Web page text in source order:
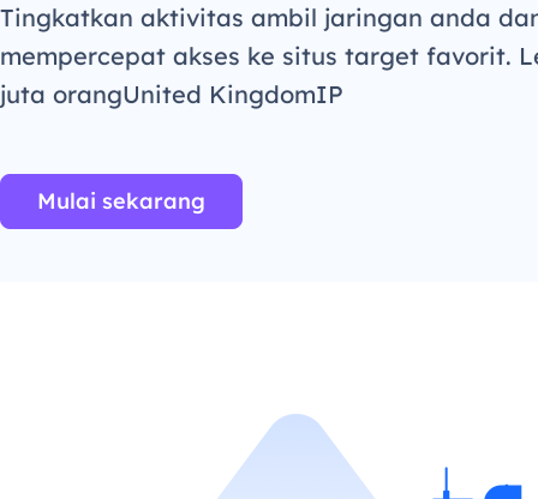
Tingkatkan aktivitas ambil jaringan anda
mempercepat akses ke situs target favorit.
juta orangUnited KingdomIP
Mulai sekarang